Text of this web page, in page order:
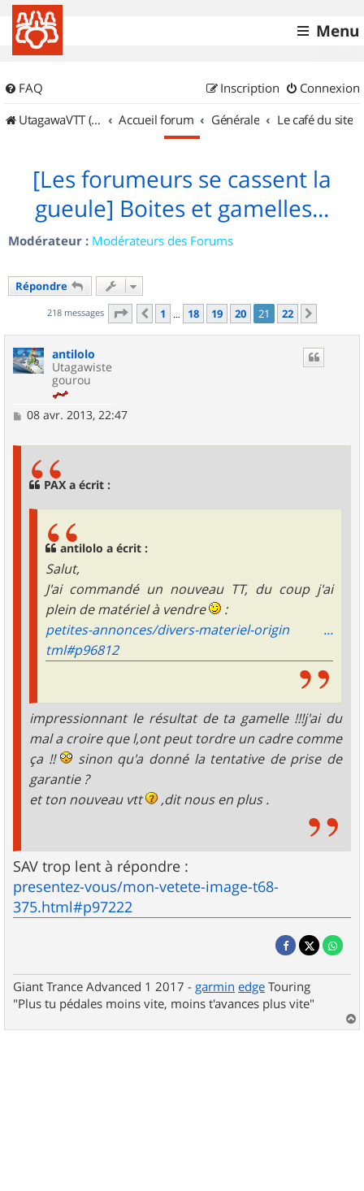
Menu
FAQ Connexion
Inscription
UtagawaVTT (Randos VTT et VTTAE avec traces GPS)
Accueil forum Générale Le café du site
[Les forumeurs se cassent la
gueule] Boites et gamelles...
Modérateur : Modérateurs des Forums
Répondre
218 messages Page 21 sur22
Précédent
1 … 18 19 20 21 22
antilolo
Utagawiste
gourou
M
08 avr. 2013, 22:47
PAX a écrit :
antilolo a écrit :
Salut,
J'ai commandé un nouveau TT, du coup j'ai
plein de matériel à vendre
:
petites-annonces/divers-materiel-origin ...
tml#p96812
impressionnant le résultat de ta gamelle !!!j'ai du
mal a croire que l,ont peut tordre un cadre comme
ça !!
sinon qu'a donné la tentative de prise de
garantie ?
et ton nouveau vtt
,dit nous en plus .
SAV trop lent à répondre :
presentez-vous/mon-vetete-image-t68-
375.html#p97222
Giant Trance Advanced 1 2017 - garmin edge Touring
"Plus tu pédales moins vite, moins t'avances plus vite"
a